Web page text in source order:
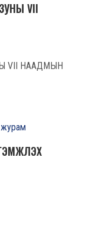
VII
VII НААДМЫН